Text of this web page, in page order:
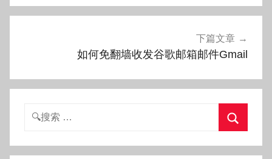
航
下篇文章
如何免翻墙收发谷歌邮箱邮件Gmail
搜
索